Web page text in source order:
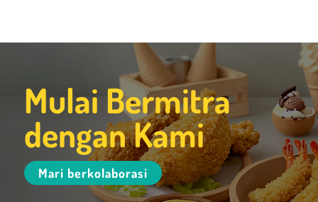
Mulai Bermitra
dengan Kami
Mari berkolaborasi